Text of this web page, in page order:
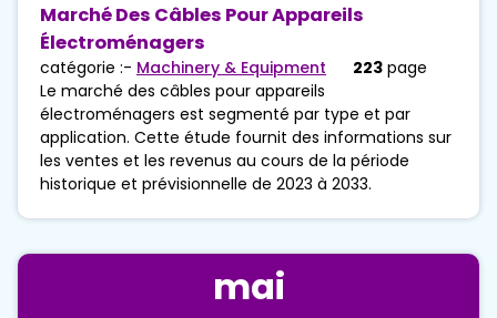
Marché Des Câbles Pour Appareils
Électroménagers
catégorie :- Machinery & Equipment 223 page
Le marché des câbles pour appareils
électroménagers est segmenté par type et par
application. Cette étude fournit des informations sur
les ventes et les revenus au cours de la période
historique et prévisionnelle de 2023 à 2033.
mai